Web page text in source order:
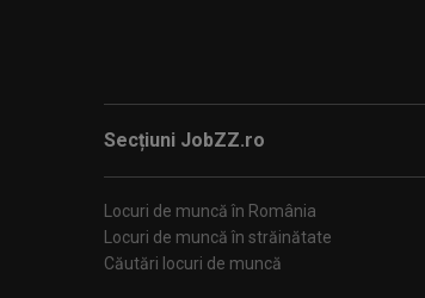
Secțiuni JobZZ.ro
Locuri de muncă în România
Locuri de muncă în străinătate
Căutări locuri de muncă